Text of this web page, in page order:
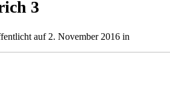
3
auf 2. November 2016 in